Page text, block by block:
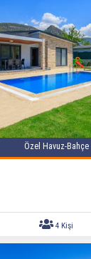
Özel Havuz-Bahçe